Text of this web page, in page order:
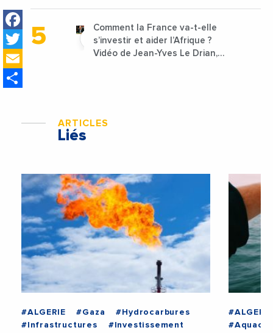
Facebook
Twitter
Comment la France va-t-elle
s’investir et aider l’Afrique ?
Vidéo de Jean-Yves Le Drian,
ARTICLES
Liés
#ALGERIE #Gaza
#Hydrocarbures
#Infrastructures
#Investissement
#ALGERIE